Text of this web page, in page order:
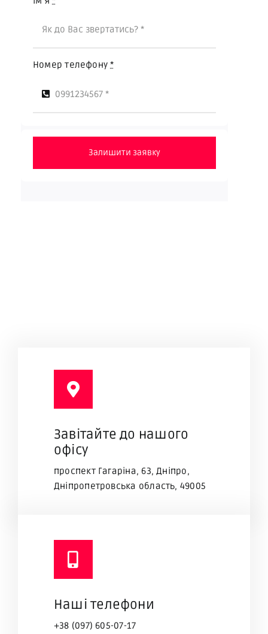
Номер телефону*
Залишити заявку
Завітaйте до нашого
офісу
проспект Гагаріна, 63, Дніпро,
Дніпропетровська область, 49005
Наші телефони
+38 (097) 605-07-17